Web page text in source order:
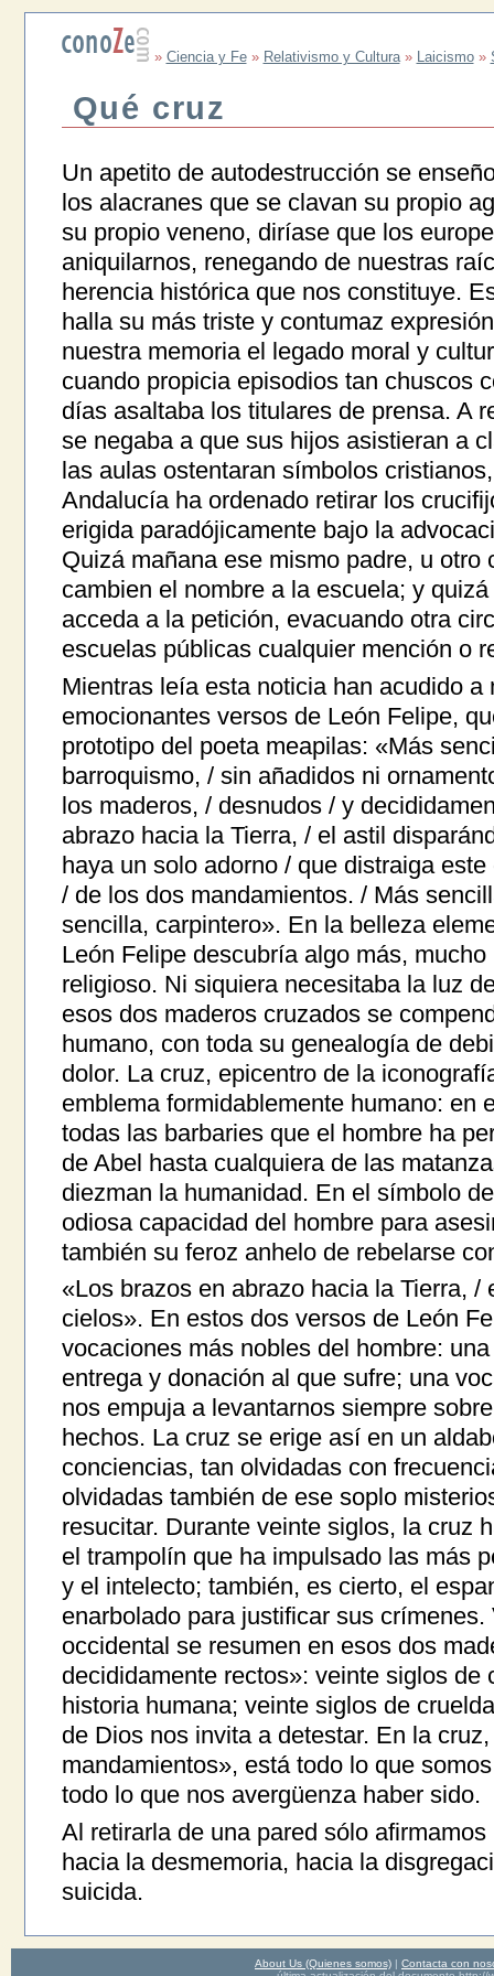
» Ciencia y Fe» Relativismo y Cultura» Laicismo»
Qué cruz
Un apetito de autodestrucción se
los alacranes que se clavan su propio
su propio veneno, diríase que los
aniquilarnos, renegando de nuestras
herencia histórica que nos constituye.
halla su más triste y contumaz
nuestra memoria el legado moral y
cuando propicia episodios tan chuscos
días asaltaba los titulares de prensa. A
se negaba a que sus hijos asistieran a
las aulas ostentaran símbolos
Andalucía ha ordenado retirar los
erigida paradójicamente bajo la
Quizá mañana ese mismo padre, u otro
cambien el nombre a la escuela; y
acceda a la petición, evacuando otra
escuelas públicas cualquier mención o
Mientras leía esta noticia han acudido a
emocionantes versos de León Felipe,
prototipo del poeta meapilas: «Más
barroquismo, / sin añadidos ni
los maderos, / desnudos / y
abrazo hacia la Tierra, / el astil
haya un solo adorno / que distraiga
/ de los dos mandamientos. / Más
sencilla, carpintero». En la belleza
León Felipe descubría algo más,
religioso. Ni siquiera necesitaba la luz
esos dos maderos cruzados se
humano, con toda su genealogía de
dolor. La cruz, epicentro de la
emblema formidablemente humano: en
todas las barbaries que el hombre ha
de Abel hasta cualquiera de las
diezman la humanidad. En el símbolo
odiosa capacidad del hombre para
también su feroz anhelo de rebelarse
«Los brazos en abrazo hacia la Tierra, /
cielos». En estos dos versos de León
vocaciones más nobles del hombre:
entrega y donación al que sufre; una
nos empuja a levantarnos siempre
hechos. La cruz se erige así en un
conciencias, tan olvidadas con
olvidadas también de ese soplo
resucitar. Durante veinte siglos, la cruz
el trampolín que ha impulsado las más
y el intelecto; también, es cierto, el
enarbolado para justificar sus
occidental se resumen en esos dos
decididamente rectos»: veinte siglos de
historia humana; veinte siglos de
de Dios nos invita a detestar. En la
mandamientos», está todo lo que
todo lo que nos avergüenza haber sido.
Al retirarla de una pared sólo
hacia la desmemoria, hacia la
suicida.
About Us (Quienes somos) | Contacta con